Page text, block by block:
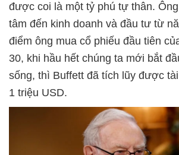
được coi là một tỷ phú tự thân.
tâm đến kinh doanh và đầu tư từ
điểm ông mua cổ phiếu đầu tiên
30, khi hầu hết chúng ta mới bắt
sống, thì Buffett đã tích lũy được
1 triệu USD.